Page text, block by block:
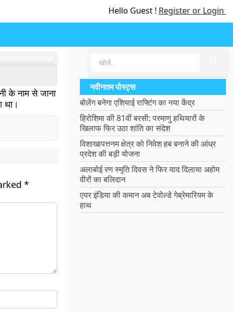
Hello Guest ! Register or Login
के नाम से जाना
था।
*
नवीनतम पोस्ट्स
बोलेंग बनेगा एशियाई राफ्टिंग का नया केंद्र
हिरोशिमा की 81वीं बरसी: परमाणु हथियारों के
खिलाफ फिर उठा शांति का संदेश
विशाखापत्तनम क्षेत्र को निवेश हब बनाने की आंध्र
प्रदेश की बड़ी योजना
अलाबोई रण स्मृति दिवस ने फिर याद दिलाया अहोम
वीरों का बलिदान
एयर इंडिया की कमान अब टेवोल्डे गेब्रेमारियम के
हाथ